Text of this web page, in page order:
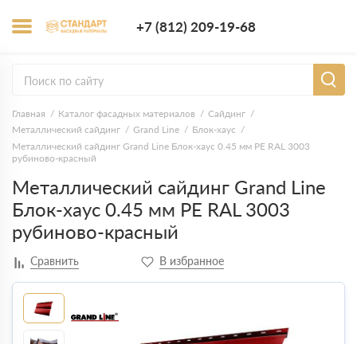
+7 (812) 209-19-68
Главная Каталог фасадных материалов
Сайдинг
Металлический сайдинг
Grand Line
Блок-хаус
Металлический сайдинг Grand Line Блок-хаус 0.45 мм PE RAL 3003
рубиново-красный
Металлический сайдинг Grand Line
Блок-хаус 0.45 мм PE RAL 3003
рубиново-красный